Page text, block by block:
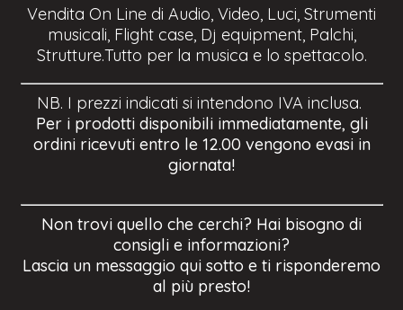
Vendita On Line di Audio, Video, Luci, Strumenti
musicali, Flight case, Dj equipment, Palchi,
Strutture.Tutto per la musica e lo spettacolo.
NB. I prezzi indicati si intendono IVA inclusa.
Per i prodotti disponibili immediatamente, gli
ordini ricevuti entro le 12.00 vengono evasi in
giornata!
Non trovi quello che cerchi? Hai bisogno di
consigli e informazioni?
Lascia un messaggio qui sotto e ti risponderemo
al più presto!